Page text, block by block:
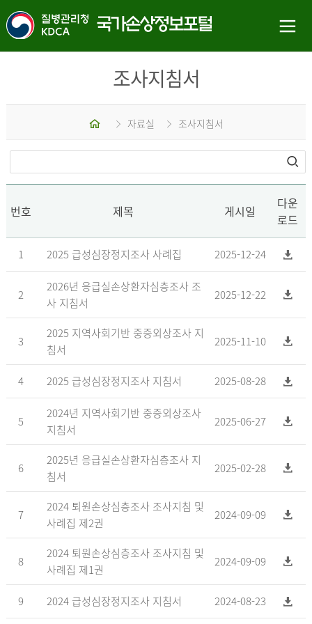
조사지침서
홈 자료실 조사지침서
번호 제목 게시일
다운
로드
1 2025 급성심장정지조사 사례집 2025-12-24
2
2026년 응급실손상환자심층조사 조
사 지침서
2025-12-22
3
2025 지역사회기반 중증외상조사 지
침서
2025-11-10
4 2025 급성심장정지조사 지침서 2025-08-28
5
2024년 지역사회기반 중증외상조사
지침서
2025-06-27
6
2025년 응급실손상환자심층조사 지
침서
2025-02-28
7
2024 퇴원손상심층조사 조사지침 및
사례집 제2권
2024-09-09
8
2024 퇴원손상심층조사 조사지침 및
사례집 제1권
2024-09-09
9 2024 급성심장정지조사 지침서 2024-08-23